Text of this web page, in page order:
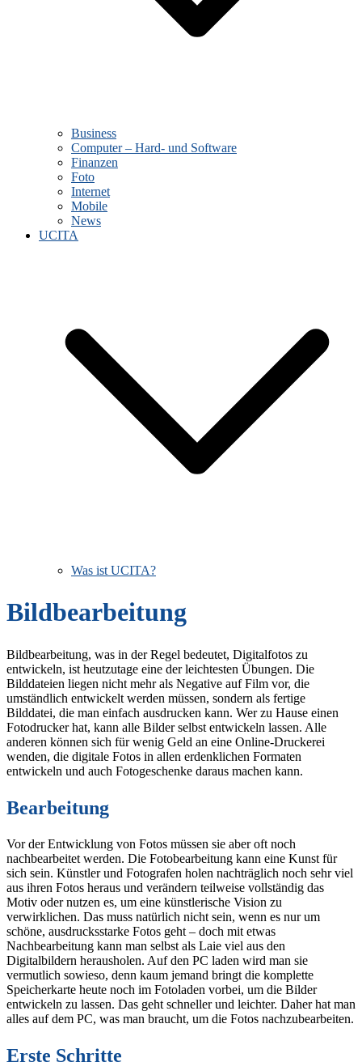
Business
Computer – Hard- und Software
Finanzen
Foto
Internet
Mobile
News
UCITA
Was ist UCITA?
Bildbearbeitung
Bildbearbeitung, was in der Regel bedeutet, Digitalfotos zu
entwickeln, ist heutzutage eine der leichtesten Übungen. Die
Bilddateien liegen nicht mehr als Negative auf Film vor, die
umständlich entwickelt werden müssen, sondern als fertige
Bilddatei, die man einfach ausdrucken kann. Wer zu Hause einen
Fotodrucker hat, kann alle Bilder selbst entwickeln lassen. Alle
anderen können sich für wenig Geld an eine Online-Druckerei
wenden, die digitale Fotos in allen erdenklichen Formaten
entwickeln und auch Fotogeschenke daraus machen kann.
Bearbeitung
Vor der Entwicklung von Fotos müssen sie aber oft noch
nachbearbeitet werden. Die Fotobearbeitung kann eine Kunst für
sich sein. Künstler und Fotografen holen nachträglich noch sehr viel
aus ihren Fotos heraus und verändern teilweise vollständig das
Motiv oder nutzen es, um eine künstlerische Vision zu
verwirklichen. Das muss natürlich nicht sein, wenn es nur um
schöne, ausdrucksstarke Fotos geht – doch mit etwas
Nachbearbeitung kann man selbst als Laie viel aus den
Digitalbildern herausholen. Auf den PC laden wird man sie
vermutlich sowieso, denn kaum jemand bringt die komplette
Speicherkarte heute noch im Fotoladen vorbei, um die Bilder
entwickeln zu lassen. Das geht schneller und leichter. Daher hat man
alles auf dem PC, was man braucht, um die Fotos nachzubearbeiten.
Erste Schritte